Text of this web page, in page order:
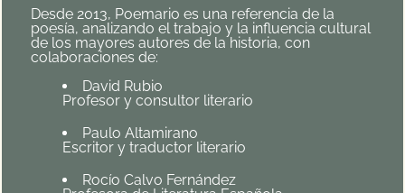
Desde 2013, Poemario es una referencia de la
poesía, analizando el trabajo y la influencia cultural
de los mayores autores de la historia, con
colaboraciones de:
David Rubio
Profesor y consultor literario
Paulo Altamirano
Escritor y traductor literario
Rocío Calvo Fernández